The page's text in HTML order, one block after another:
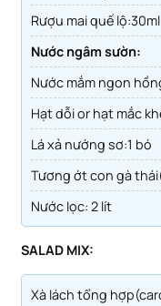
rượu mai quế lộ:30ml
Nước ngâm sườn:
Nước mắm ngon
Hạt dỗi or hạt mắc
Lá xả nướng sơ:1 bó
Tương ớt con gà
Nước lọc: 2 lít
SALAD MIX:
xà lách tổng hợp(caron,radicchio,romen.xà lách lolo